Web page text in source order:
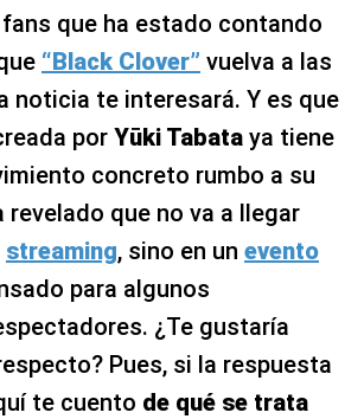
que ha estado contando
“Black Clover” vuelva a las
noticia te interesará. Y es que
por Yūki Tabata ya tiene
concreto rumbo a su
revelado que no va a llegar
streaming, sino en un evento
para algunos
¿Te gustaría
Pues, si la respuesta
te cuento de qué se trata